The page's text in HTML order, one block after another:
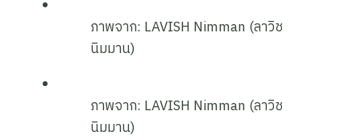
ภาพจาก: LAVISH Nimman (ลาวิช
นิมมาน)
ภาพจาก: LAVISH Nimman (ลาวิช
นิมมาน)